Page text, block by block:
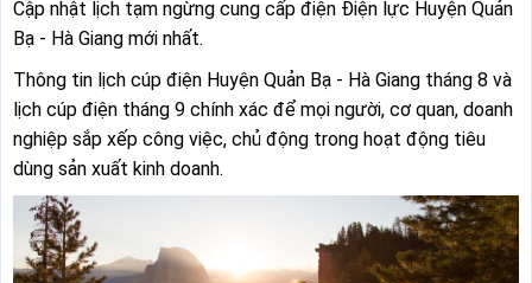
Cập nhật lịch tạm ngừng cung cấp điện Điện lực Huyện Quản
Bạ - Hà Giang mới nhất.
Thông tin lịch cúp điện Huyện Quản Bạ - Hà Giang tháng 8 và
lịch cúp điện tháng 9 chính xác để mọi người, cơ quan, doanh
nghiệp sắp xếp công việc, chủ động trong hoạt động tiêu
dùng sản xuất kinh doanh.